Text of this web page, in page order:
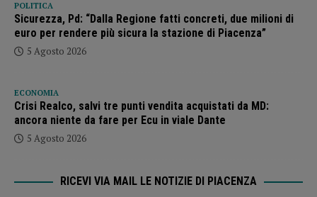
POLITICA
Sicurezza, Pd: “Dalla Regione fatti concreti, due milioni di
euro per rendere più sicura la stazione di Piacenza”
5 Agosto 2026
ECONOMIA
Crisi Realco, salvi tre punti vendita acquistati da MD:
ancora niente da fare per Ecu in viale Dante
5 Agosto 2026
RICEVI VIA MAIL LE NOTIZIE DI PIACENZA